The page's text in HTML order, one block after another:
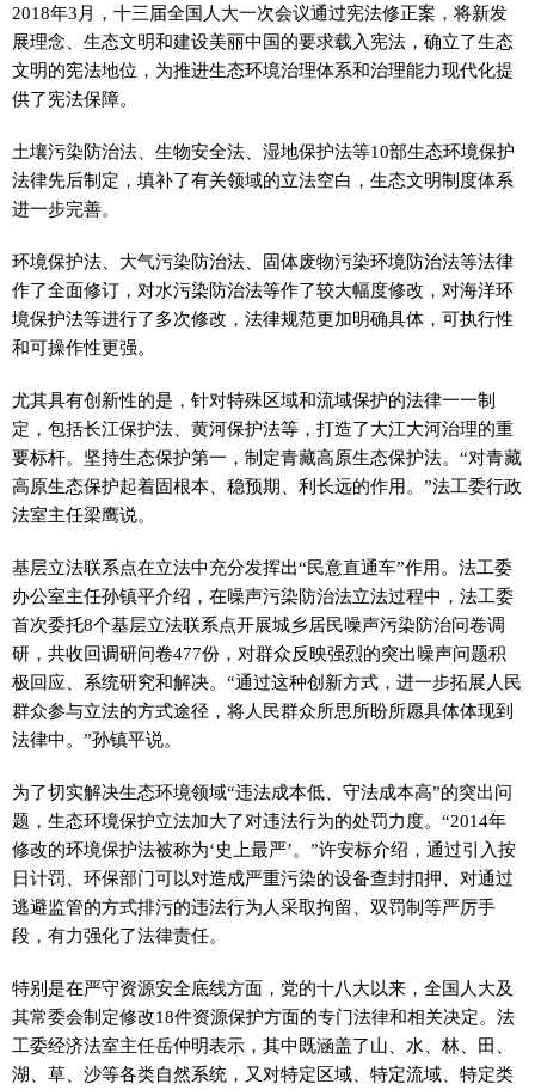
2018年3月，十三届全国人大一次会议通过宪法修正案，将新发
展理念、生态文明和建设美丽中国的要求载入宪法，确立了生态
文明的宪法地位，为推进生态环境治理体系和治理能力现代化提
供了宪法保障。
土壤污染防治法、生物安全法、湿地保护法等10部生态环境保护
法律先后制定，填补了有关领域的立法空白，生态文明制度体系
进一步完善。
环境保护法、大气污染防治法、固体废物污染环境防治法等法律
作了全面修订，对水污染防治法等作了较大幅度修改，对海洋环
境保护法等进行了多次修改，法律规范更加明确具体，可执行性
和可操作性更强。
尤其具有创新性的是，针对特殊区域和流域保护的法律一一制
定，包括长江保护法、黄河保护法等，打造了大江大河治理的重
要标杆。坚持生态保护第一，制定青藏高原生态保护法。“对青藏
高原生态保护起着固根本、稳预期、利长远的作用。”法工委行政
法室主任梁鹰说。
基层立法联系点在立法中充分发挥出“民意直通车”作用。法工委
办公室主任孙镇平介绍，在噪声污染防治法立法过程中，法工委
首次委托8个基层立法联系点开展城乡居民噪声污染防治问卷调
研，共收回调研问卷477份，对群众反映强烈的突出噪声问题积
极回应、系统研究和解决。“通过这种创新方式，进一步拓展人民
群众参与立法的方式途径，将人民群众所思所盼所愿具体体现到
法律中。”孙镇平说。
为了切实解决生态环境领域“违法成本低、守法成本高”的突出问
题，生态环境保护立法加大了对违法行为的处罚力度。“2014年
修改的环境保护法被称为‘史上最严’。”许安标介绍，通过引入按
日计罚、环保部门可以对造成严重污染的设备查封扣押、对通过
逃避监管的方式排污的违法行为人采取拘留、双罚制等严厉手
段，有力强化了法律责任。
特别是在严守资源安全底线方面，党的十八大以来，全国人大及
其常委会制定修改18件资源保护方面的专门法律和相关决定。法
工委经济法室主任岳仲明表示，其中既涵盖了山、水、林、田、
湖、草、沙等各类自然系统，又对特定区域、特定流域、特定类